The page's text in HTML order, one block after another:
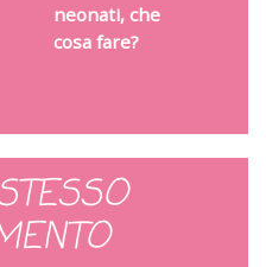
neonati, che
cosa fare?